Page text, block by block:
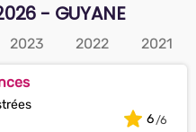
- GUYANE
2023 2022 2021
6